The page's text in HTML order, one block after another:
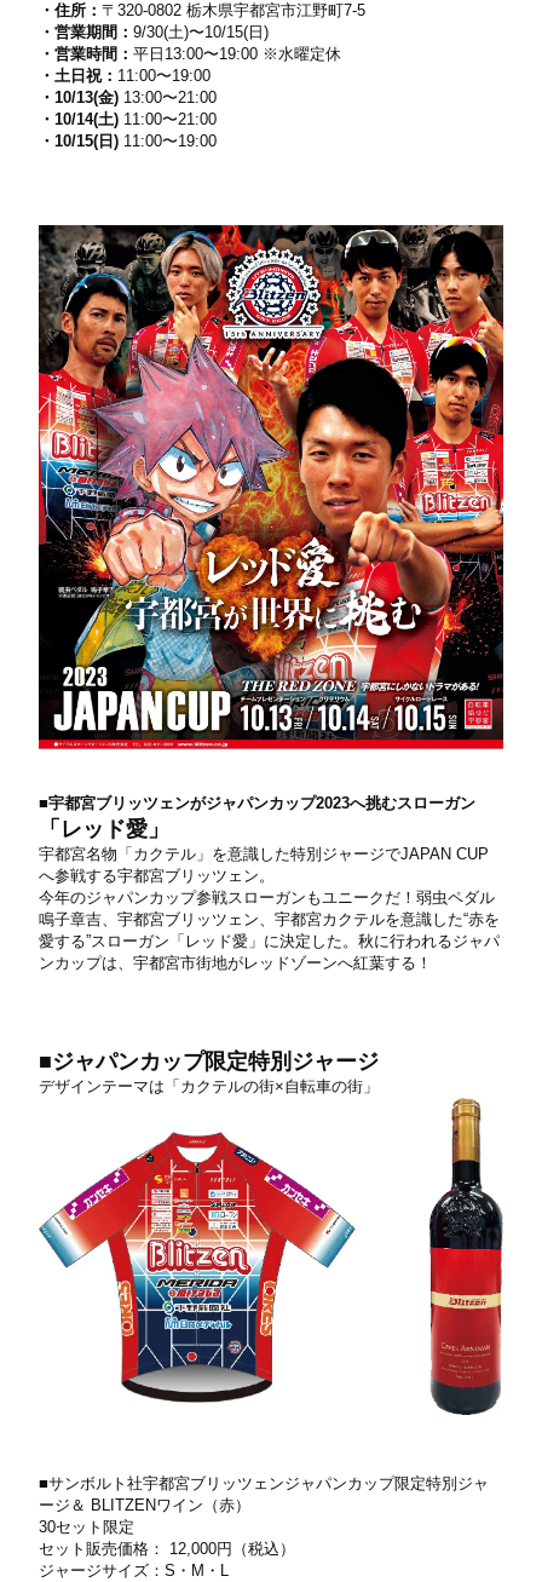
・住所：〒320-0802 栃⽊県宇都宮市江野町7-5
・営業期間：9/30(⼟)〜10/15(⽇)
・営業時間：平⽇13:00〜19:00 ※⽔曜定休
・⼟⽇祝： 11:00〜19:00
・10/13(⾦) 13:00〜21:00
・10/14(⼟) 11:00〜21:00
・10/15(⽇) 11:00〜19:00
■宇都宮ブリッツェンがジャパンカップ2023へ挑むスローガン
「レッド愛」
宇都宮名物「カクテル」を意識した特別ジャージでJAPAN CUP
へ参戦する宇都宮ブリッツェン。
今年のジャパンカップ参戦スローガンもユニークだ！弱⾍ペダル
鳴⼦章吉、宇都宮ブリッツェン、宇都宮カクテルを意識した“⾚を
愛する”スローガン「レッド愛」に決定した。秋に⾏われるジャパ
ンカップは、宇都宮市街地がレッドゾーンへ紅葉する！
■ジャパンカップ限定特別ジャージ
デザインテーマは「カクテルの街×⾃転⾞の街」
■サンボルト社宇都宮ブリッツェンジャパンカップ限定特別ジャ
ージ＆ BLITZENワイン（⾚）
30セット限定
セット販売価格： 12,000円（税込）
ジャージサイズ：S・M・L